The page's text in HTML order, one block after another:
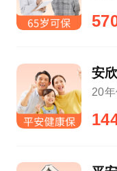
安
20